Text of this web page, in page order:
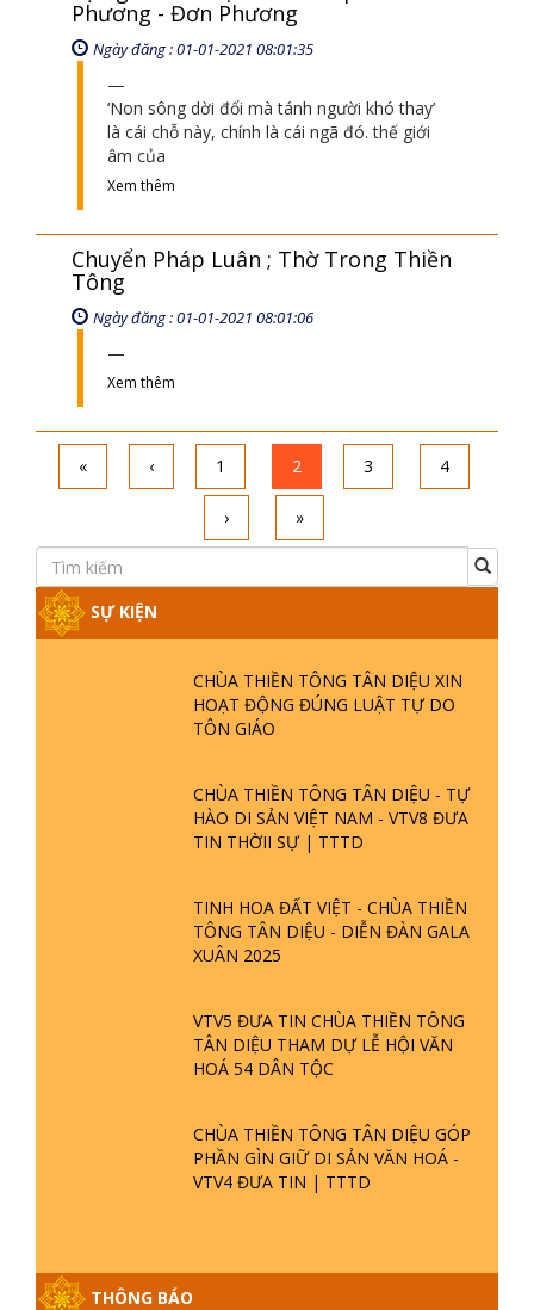
Phương - Đơn Phương
Ngày đăng : 01-01-2021 08:01:35
‘Non sông dời đổi mà tánh người khó thay’
là cái chỗ này, chính là cái ngã đó. thế giới
âm của
Xem thêm
Chuyển Pháp Luân ; Thờ Trong Thiền
Tông
Ngày đăng : 01-01-2021 08:01:06
Xem thêm
« ‹ 1 2 3 4
› »
SỰ KIỆN
CHÙA THIỀN TÔNG TÂN DIỆU XIN
HOẠT ĐỘNG ĐÚNG LUẬT TỰ DO
TÔN GIÁO
CHÙA THIỀN TÔNG TÂN DIỆU - TỰ
HÀO DI SẢN VIỆT NAM - VTV8 ĐƯA
TIN THỜII SỰ | TTTD
TINH HOA ĐẤT VIỆT - CHÙA THIỀN
TÔNG TÂN DIỆU - DIỄN ĐÀN GALA
XUÂN 2025
VTV5 ĐƯA TIN CHÙA THIỀN TÔNG
TÂN DIỆU THAM DỰ LỄ HỘI VĂN
HOÁ 54 DÂN TỘC
CHÙA THIỀN TÔNG TÂN DIỆU GÓP
PHẦN GÌN GIỮ DI SẢN VĂN HOÁ -
VTV4 ĐƯA TIN | TTTD
THÔNG BÁOGIẢI ĐÁP ĐẶC BIỆT P25 - SUỐT 49